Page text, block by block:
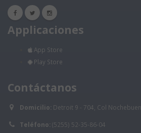
Applicaciones
App Store
Play Store
Contáctanos
Domicilio: Detroit 9 - 704, Col
Teléfono: (5255) 52-35-86-04